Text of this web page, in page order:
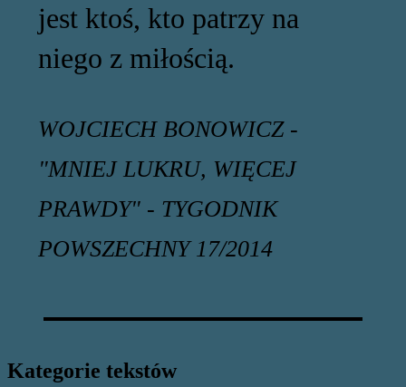
jest ktoś, kto patrzy na
niego z miłością.
WOJCIECH BONOWICZ -
"MNIEJ LUKRU, WIĘCEJ
PRAWDY" - TYGODNIK
POWSZECHNY 17/2014
Kategorie tekstów